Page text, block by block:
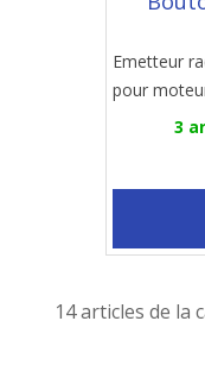
Emetteur
pour
3
14 articles de la